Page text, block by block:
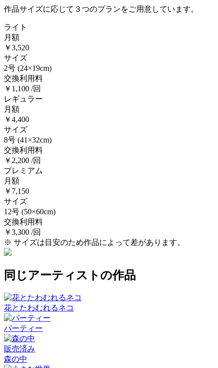
作品サイズに応じて３つのプランをご用意しています。
ライト
月額
￥3,520
サイズ
2号 (24×19cm)
交換利用料
￥1,100 /回
レギュラー
月額
￥4,400
サイズ
8号 (41×32cm)
交換利用料
￥2,200 /回
プレミアム
月額
￥7,150
サイズ
12号 (50×60cm)
交換利用料
￥3,300 /回
※ サイズは目安のため作品によって差があります。
同じアーティストの作品
花とたわむれるネコ
パーティー
販売済み
森の中